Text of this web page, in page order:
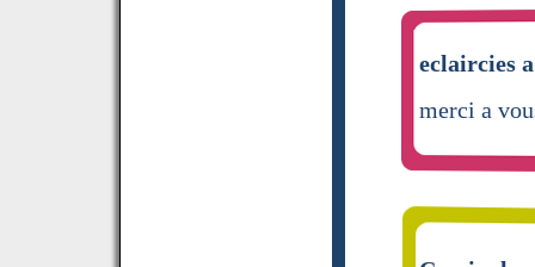
eclaircies
merci a